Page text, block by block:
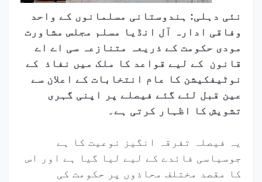
نئی دہلی: ہندوستانی مسلمانوں کے واحد
وفاقی ادارہ آل انڈیا مسلم مجلس مشاورت
مودی حکومت کے ذریعہ متنازعہ سی اے اے
قانون کے لیے قواعد کا ملک میں نفاذ کے
نوٹیفکیشن کا عام انتخابات کے اعلان سے
عین قبل لئے گئے فیصلے پر اپنی گہری
تشویش کا اظہار کرتی ہے۔
یہ فیصلہ تفرقہ انگیز نوعیت کا ہے
جوسیاسی فائدے کے لیے لیا گیا ہے اور اس
کا مقصد مختلف محاذوں پر حکومت کی